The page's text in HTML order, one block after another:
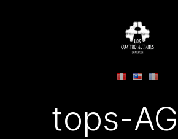
Cuatro
La
Película
tops-